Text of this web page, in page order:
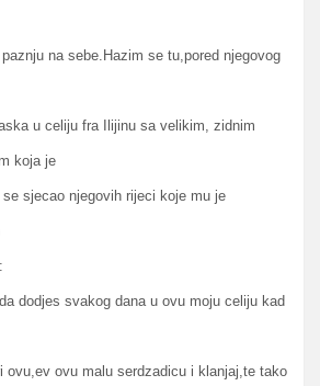
na sebe.Hazim se tu,pored njegovog
u celiju fra Ilijinu sa velikim, zidnim
koja je
sjecao njegovih rijeci koje mu je
dodjes svakog dana u ovu moju celiju kad
ovu malu serdzadicu i klanjaj,te tako